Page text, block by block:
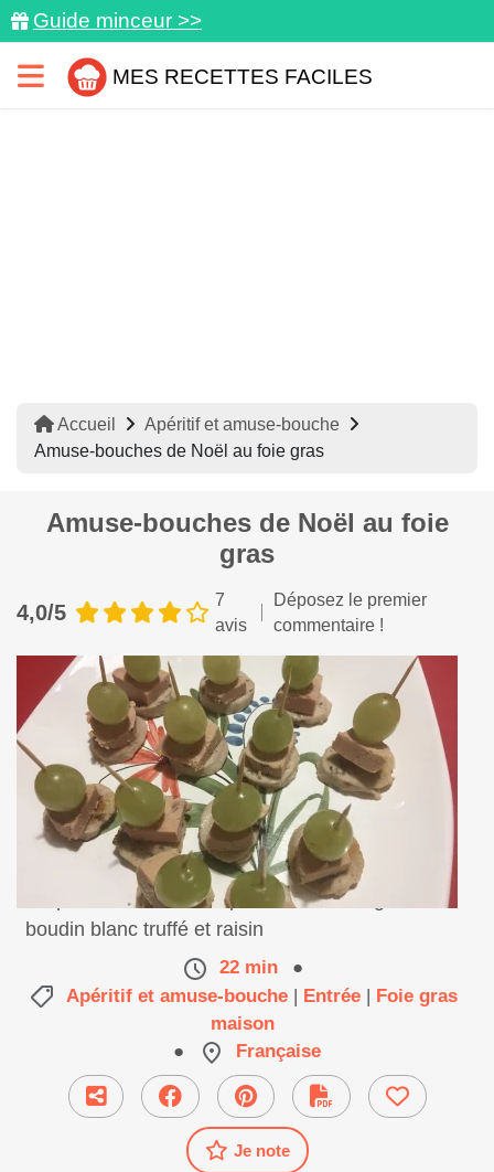
Guide minceur >>
MES RECETTES FACILES
Accueil
Apéritif et amuse-bouche
Amuse-bouches de Noël au foie gras
Amuse-bouches de Noël au foie
gras
4,0/5
7
avis
Déposez le premier
commentaire !
De petites brochettes apéritives au foie gras,
boudin blanc truffé et raisin
22 min
●
Apéritif et amuse-bouche | Entrée | Foie gras
maison
●
Française
Je note